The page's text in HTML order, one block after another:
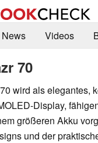
News Videos
70
wird als elegantes,
Display,
größeren Akku
und der